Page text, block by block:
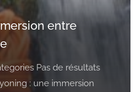
entre
Pas de résultats
: une immersion